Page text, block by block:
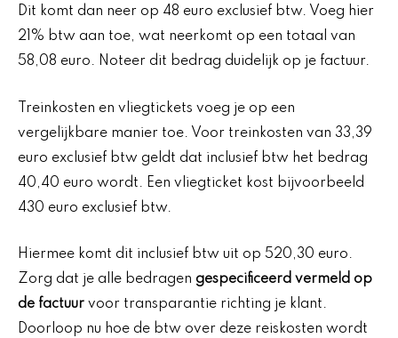
Dit komt dan neer op 48 euro exclusief btw. Voeg hier
21% btw aan toe, wat neerkomt op een totaal van
58,08 euro. Noteer dit bedrag duidelijk op je factuur.
Treinkosten en vliegtickets voeg je op een
vergelijkbare manier toe. Voor treinkosten van 33,39
euro exclusief btw geldt dat inclusief btw het bedrag
40,40 euro wordt. Een vliegticket kost bijvoorbeeld
430 euro exclusief btw.
Hiermee komt dit inclusief btw uit op 520,30 euro.
Zorg dat je alle bedragen gespecificeerd vermeld op
de factuur voor transparantie richting je klant.
Doorloop nu hoe de btw over deze reiskosten wordt